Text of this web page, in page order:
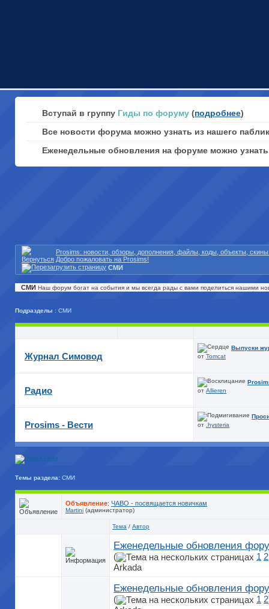
Вступай в группу Гиды по форуму (подробнее)
Все новости форума можно узнать из нашего
Еженедельные обновления на форуме можно
Prosims: новости, обзоры, дополнения, файлы, коды, объекты,
Добро пожаловать на Prosims!
СМИ
СМИ Наш форум богат на события и мы всегда рады с вами поделиться нашими
Подразделы : СМИ
Журнал Симовод
Выпуски
от Tomcat
Радио
от Allieren
Prosims - Вести
от .hysteria
Темы раздела: СМИ
Объявление: ЧАВО - посвящается новичкам
Martini (администратор)
Тема / Автор
Еженедельные обновления
( 1 2
Arkada
Еженедельные обновления
( 1 2